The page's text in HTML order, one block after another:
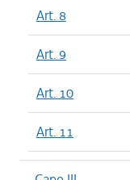
Art. 8
Art. 9
Art. 10
Art. 11